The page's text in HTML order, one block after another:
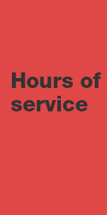
Hours
service